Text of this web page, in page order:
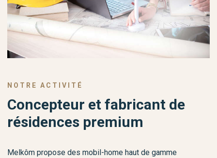
NOTRE ACTIVITÉ
Concepteur et fabricant de
résidences premium
Melkôm propose des mobil-home haut de gamme